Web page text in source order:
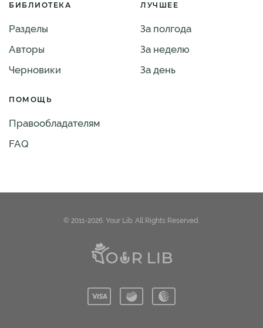
БИБЛИОТЕКА
Разделы
Авторы
Черновики
ЛУЧШЕЕ
За полгода
За неделю
За день
ПОМОЩЬ
Правообладателям
FAQ
© 2011-2026. Your Lib. All Rights Reserved.